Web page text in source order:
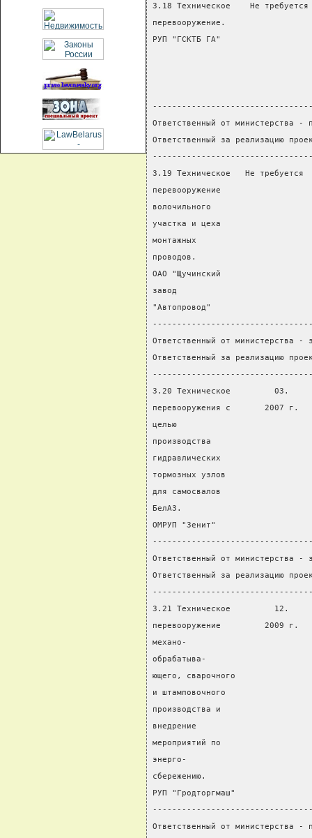
3.18 Техническое    Не
перевооружение.
РУП "ГСКТБ ГА"
Ответственный от министерства -
Ответственный за реализацию
3.19 Техническое   Не
перевооружение
волочильного
участка и цеха
монтажных
проводов.
ОАО "Щучинский
завод
"Автопровод"
Ответственный от министерства -
Ответственный за реализацию
3.20 Техническое
перевооружения с       2007
целью
производства
гидравлических
тормозных узлов
для самосвалов
БелАЗ.
ОМРУП "Зенит"
Ответственный от министерства -
Ответственный за реализацию
3.21 Техническое         12.
перевооружение         2009 г.
механо-
обрабатыва-
ющего, сварочного
и штамповочного
производства и
внедрение
мероприятий по
энерго-
сбережению.
РУП "Гродторгмаш"
Ответственный от министерства -